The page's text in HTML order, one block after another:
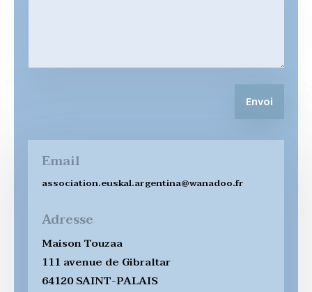
Envoi
Email
association.euskal.argentina@wanadoo.fr
Adresse
Maison Touzaa
111 avenue de Gibraltar
64120 SAINT-PALAIS